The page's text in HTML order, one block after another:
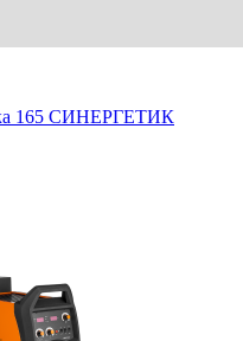
165 СИНЕРГЕТИК